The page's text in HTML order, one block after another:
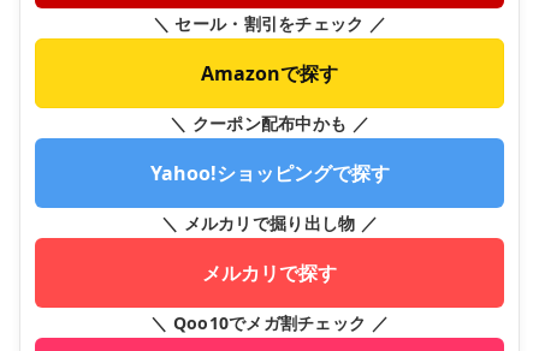
＼ セール・割引をチェック ／
Amazonで探す
＼ クーポン配布中かも ／
Yahoo!ショッピングで探す
＼ メルカリで掘り出し物 ／
メルカリで探す
＼ Qoo10でメガ割チェック ／